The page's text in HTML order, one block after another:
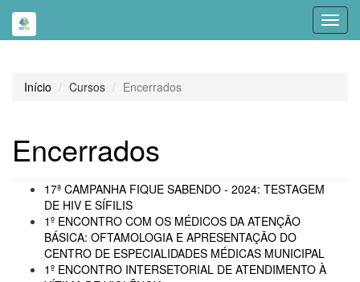
Início Cursos Encerrados
Encerrados
17ª CAMPANHA FIQUE SABENDO - 2024: TESTAGEM
DE HIV E SÍFILIS
1º ENCONTRO COM OS MÉDICOS DA ATENÇÃO
BÁSICA: OFTAMOLOGIA E APRESENTAÇÃO DO
CENTRO DE ESPECIALIDADES MÉDICAS MUNICIPAL
1º ENCONTRO INTERSETORIAL DE ATENDIMENTO À